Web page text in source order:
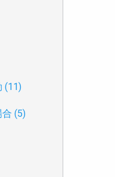
(11)
(5)